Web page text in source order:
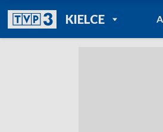
KIELCEPOWRÓT DO
TVP REGIONY